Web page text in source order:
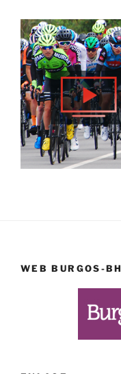
WEB BURGOS-BH